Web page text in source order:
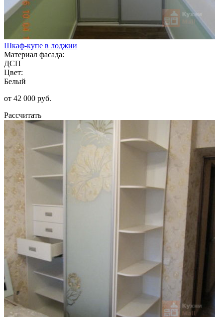
Шкаф-купе в лоджии
Материал фасада:
ДСП
Цвет:
Белый
от 42 000 руб.
Рассчитать